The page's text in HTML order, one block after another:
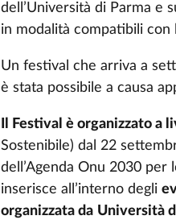
dell’Università di Parma e
in modalità compatibili con
Un festival che arriva a
è stata possibile a causa
Il Festival è organizzato a
Sostenibile) dal 22
dell’Agenda Onu 2030 per
inserisce all’interno degli
organizzata da Università